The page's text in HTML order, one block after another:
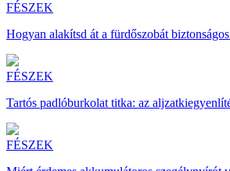
FÉSZEK
Hogyan alakítsd át a fürdőszobát
FÉSZEK
Tartós padlóburkolat titka: az
FÉSZEK